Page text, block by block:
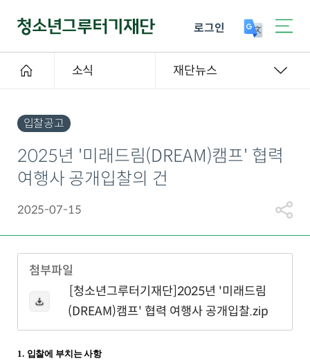
로그인
소식 재단뉴스
입찰공고
2025년 '미래드림(DREAM)캠프' 협력
여행사 공개입찰의 건
2025-07-15
첨부파일
[청소년그루터기재단]2025년 '미래드림
(DREAM)캠프' 협력 여행사 공개입찰.zip
1. 입찰에 부치는 사항